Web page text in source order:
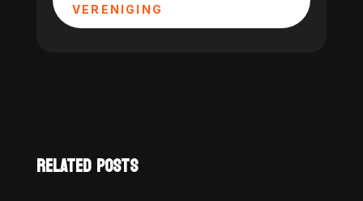
VERENIGING
RELATED POSTS